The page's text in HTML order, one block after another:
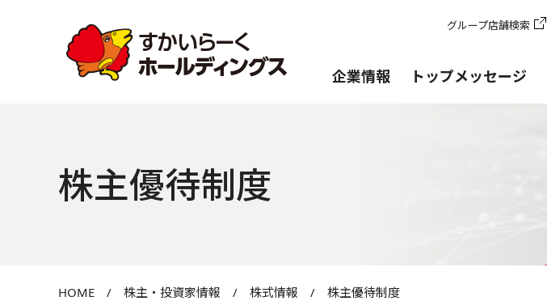
グループ店舗検索
企業情報 トップメッセージ
株主優待制度
HOME / 株主・投資家情報 / 株式情報 / 株主優待制度